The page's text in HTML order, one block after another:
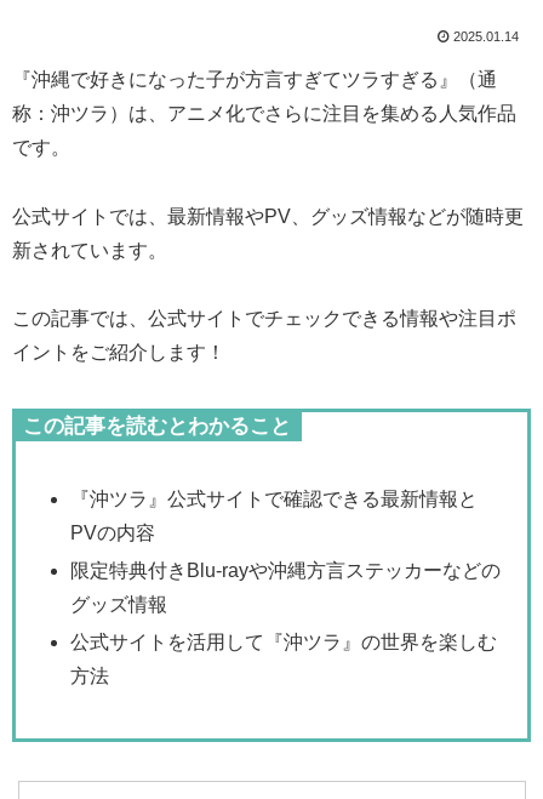
2025.01.14
『沖縄で好きになった子が方言すぎてツラすぎる』（通
称：沖ツラ）は、アニメ化でさらに注目を集める人気作品
です。
公式サイトでは、最新情報やPV、グッズ情報などが随時更
新されています。
この記事では、公式サイトでチェックできる情報や注目ポ
イントをご紹介します！
この記事を読むとわかること
『沖ツラ』公式サイトで確認できる最新情報と
PVの内容
限定特典付きBlu-rayや沖縄方言ステッカーなどの
グッズ情報
公式サイトを活用して『沖ツラ』の世界を楽しむ
方法